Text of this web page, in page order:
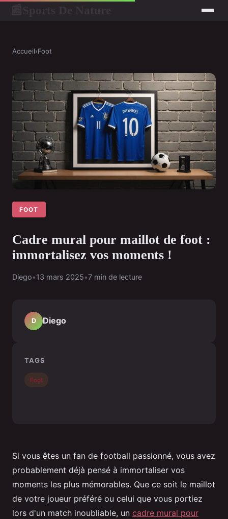
Accueil›Foot
FOOT
Cadre mural pour maillot de foot :
immortalisez vos moments !
Diego•13 mars 2025•7 min de lecture
Si vous êtes un fan de football passionné, vous avez
probablement déjà pensé à immortaliser vos
moments les plus mémorables. Que ce soit le maillot
de votre joueur préféré ou celui que vous portiez
lors d'un match inoubliable, un cadre mural pour
D Diego
TAGS
Foot